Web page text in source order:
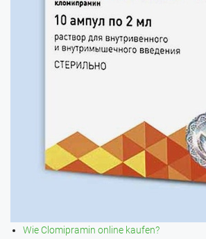
Wie Clomipramin online kaufen?